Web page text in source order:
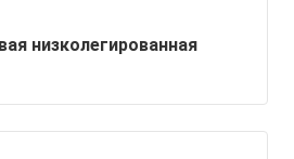
низколегированная